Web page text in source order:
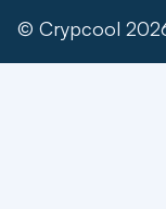
© Crypcool